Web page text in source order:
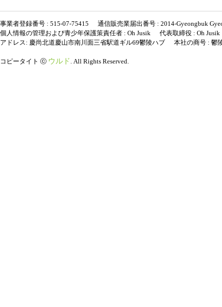
事業者登録番号 : 515-07-75415 通信販売業届出番号 : 2014-Gyeongbuk
個人情報の管理および青少年保護策責任者 : Oh Jusik 代表取締役 : Oh
アドレス: 慶尚北道慶山市南川面三省駅道ギル69鬱陵ハブ 本社の商号 : 鬱
コピータイト ⓒ ウルド . All Rights Reserved.